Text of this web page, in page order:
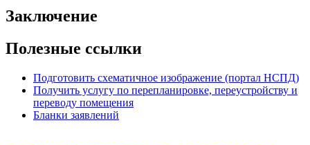
Заключение
Полезные ссылки
Подготовить схематичное изображение (портал НСПД)
Получить услугу по перепланировке, переустройству и
переводу помещения
Бланки заявлений